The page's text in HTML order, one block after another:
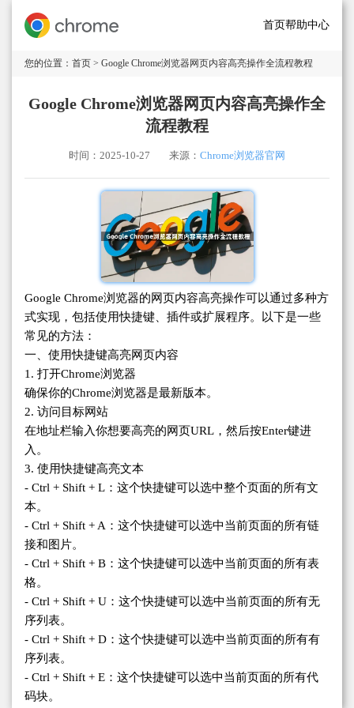
首页帮助中心
您的位置： 首页 > Google Chrome浏览器网页内容高亮操作全流程教程
Google Chrome浏览器网页内容高亮操作全
流程教程
时间：2025-10-27 来源： Chrome浏览器官网
Google Chrome浏览器的网页内容高亮操作可以通过多种方
式实现，包括使用快捷键、插件或扩展程序。以下是一些
常见的方法：
一、使用快捷键高亮网页内容
1. 打开Chrome浏览器
确保你的Chrome浏览器是最新版本。
2. 访问目标网站
在地址栏输入你想要高亮的网页URL，然后按Enter键进
入。
3. 使用快捷键高亮文本
- Ctrl + Shift + L：这个快捷键可以选中整个页面的所有文
本。
- Ctrl + Shift + A：这个快捷键可以选中当前页面的所有链
接和图片。
- Ctrl + Shift + B：这个快捷键可以选中当前页面的所有表
格。
- Ctrl + Shift + U：这个快捷键可以选中当前页面的所有无
序列表。
- Ctrl + Shift + D：这个快捷键可以选中当前页面的所有有
序列表。
- Ctrl + Shift + E：这个快捷键可以选中当前页面的所有代
码块。